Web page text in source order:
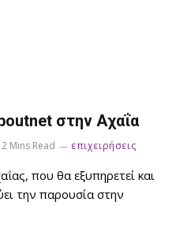
στην Αχαΐα
2 Mins Read επιχειρήσεις
που θα εξυπηρετεί και
την παρουσία στην